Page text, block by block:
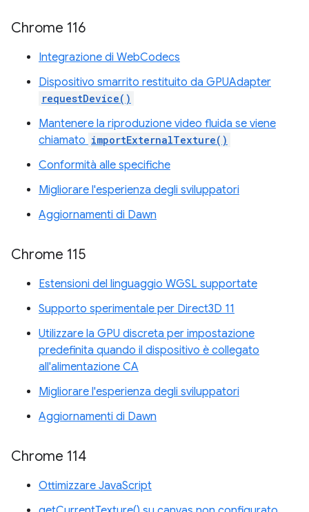
Chrome 116
Integrazione di WebCodecs
Dispositivo smarrito restituito da GPUAdapter
requestDevice()
Mantenere la riproduzione video fluida se viene
chiamato importExternalTexture()
Conformità alle specifiche
Migliorare l'esperienza degli sviluppatori
Aggiornamenti di Dawn
Chrome 115
Estensioni del linguaggio WGSL supportate
Supporto sperimentale per Direct3D 11
Utilizzare la GPU discreta per impostazione
predefinita quando il dispositivo è collegato
all'alimentazione CA
Migliorare l'esperienza degli sviluppatori
Aggiornamenti di Dawn
Chrome 114
Ottimizzare JavaScript